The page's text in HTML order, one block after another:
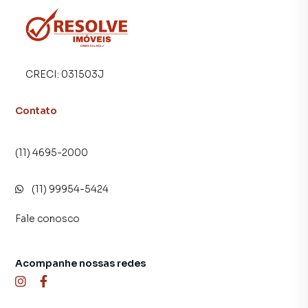
programadores, corretores treinados e uma central de
atendimento preparada para atender proprietários e
CRECI: 031503J
Contato
(11) 4695-2000
(11) 99954-5424
Fale conosco
Acompanhe nossas redes